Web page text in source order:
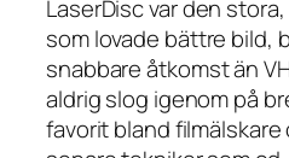
LaserDisc var den
som lovade bättre bild,
snabbare åtkomst än
aldrig slog igenom på
favorit bland